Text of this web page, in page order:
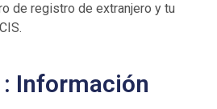
de registro de extranjero y tu
Información